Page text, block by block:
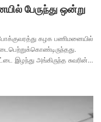
பேருந்து ஒன்று
கழக பணிமனையில்
இழந்து அங்கிருந்த சுவரின்…